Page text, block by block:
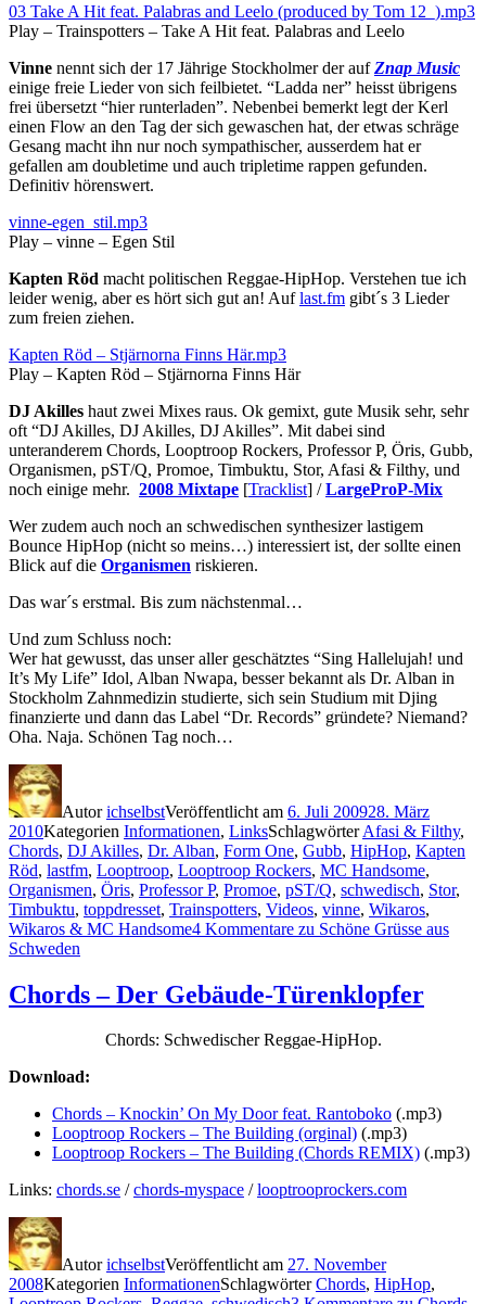
03 Take A Hit feat. Palabras and Leelo (produced by Tom 12_).mp3
Play – Trainspotters – Take A Hit feat. Palabras and Leelo
Vinne nennt sich der 17 Jährige Stockholmer der aufZnap Music
einige freie Lieder von sich feilbietet. “Ladda ner” heisst übrigens
frei übersetzt “hier runterladen”. Nebenbei bemerkt legt der Kerl
einen Flow an den Tag der sich gewaschen hat, der etwas schräge
Gesang macht ihn nur noch sympathischer, ausserdem hat er
gefallen am doubletime und auch tripletime rappen gefunden.
Definitiv hörenswert.
vinne-egen_stil.mp3
Play – vinne – Egen Stil
Kapten Röd macht politischen Reggae-HipHop. Verstehen tue ich
leider wenig, aber es hört sich gut an! Auflast.fm gibt´s 3 Lieder
zum freien ziehen.
Kapten Röd – Stjärnorna Finns Här.mp3
Play – Kapten Röd – Stjärnorna Finns Här
DJ Akilles haut zwei Mixes raus. Ok gemixt, gute Musik sehr, sehr
oft “DJ Akilles, DJ Akilles, DJ Akilles”. Mit dabei sind
unteranderem Chords, Looptroop Rockers, Professor P, Öris, Gubb,
Organismen, pST/Q, Promoe, Timbuktu, Stor, Afasi & Filthy, und
noch einige mehr. 2008 Mixtape [Tracklist] /LargeProP-Mix
Wer zudem auch noch an schwedischen synthesizer lastigem
Bounce HipHop (nicht so meins…) interessiert ist, der sollte einen
Blick auf die Organismen riskieren.
Das war´s erstmal. Bis zum nächstenmal…
Und zum Schluss noch:
Wer hat gewusst, das unser aller geschätztes “Sing Hallelujah! und
It’s My Life” Idol, Alban Nwapa, besser bekannt als Dr. Alban in
Stockholm Zahnmedizin studierte, sich sein Studium mit Djing
finanzierte und dann das Label “Dr. Records” gründete? Niemand?
Oha. Naja. Schönen Tag noch…
AutorichselbstVeröffentlicht am 6. Juli 200928. März
2010Kategorien Informationen, LinksSchlagwörterAfasi & Filthy,
Chords, DJ Akilles, Dr. Alban, Form One, Gubb, HipHop, Kapten
Röd, lastfm, Looptroop, Looptroop Rockers, MC Handsome,
Organismen, Öris, Professor P, Promoe, pST/Q, schwedisch, Stor,
Timbuktu, toppdresset, Trainspotters, Videos, vinne, Wikaros,
Wikaros & MC Handsome4 Kommentare zu Schöne Grüsse aus
Schweden
Chords – Der Gebäude-Türenklopfer
Chords: Schwedischer Reggae-HipHop.
Download:
Chords – Knockin’ On My Door feat. Rantoboko (.mp3)
Looptroop Rockers – The Building (orginal) (.mp3)
Looptroop Rockers – The Building (Chords REMIX) (.mp3)
Links: chords.se /chords-myspace /looptrooprockers.com
AutorichselbstVeröffentlicht am 27. November
2008Kategorien InformationenSchlagwörterChords, HipHop,